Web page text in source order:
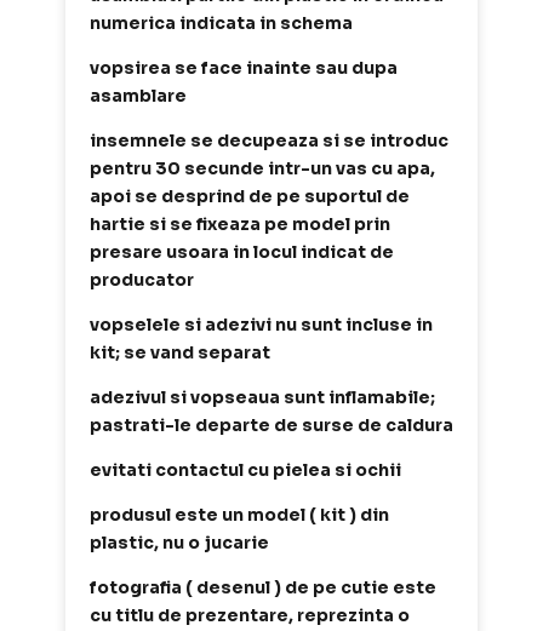
numerica indicata in schema
vopsirea se face inainte sau dupa
asamblare
insemnele se decupeaza si se introduc
pentru 30 secunde intr-un vas cu apa,
apoi se desprind de pe suportul de
hartie si se fixeaza pe model prin
presare usoara in locul indicat de
producator
vopselele si adezivi nu sunt incluse in
kit; se vand separat
adezivul si vopseaua sunt inflamabile;
pastrati-le departe de surse de caldura
evitati contactul cu pielea si ochii
produsul este un model ( kit ) din
plastic, nu o jucarie
fotografia ( desenul ) de pe cutie este
cu titlu de prezentare, reprezinta o